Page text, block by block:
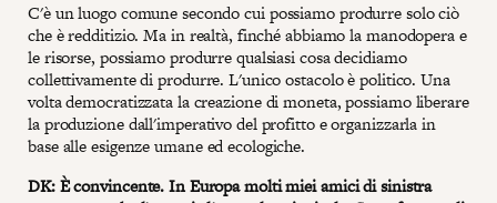
C'è un luogo comune secondo cui possiamo produrre solo ciò
che è redditizio. Ma in realtà, finché abbiamo la manodopera e
le risorse, possiamo produrre qualsiasi cosa decidiamo
collettivamente di produrre. L'unico ostacolo è politico. Una
volta democratizzata la creazione di moneta, possiamo liberare
la produzione dall'imperativo del profitto e organizzarla in
base alle esigenze umane ed ecologiche.
DK: È convincente. In Europa molti miei amici di sinistra